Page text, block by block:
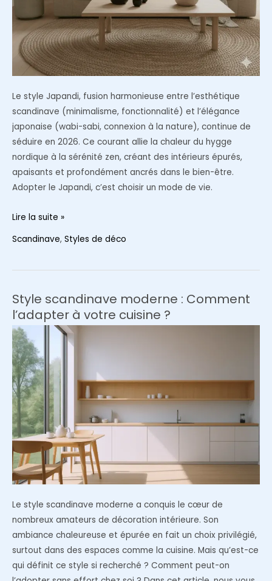
Le style Japandi, fusion harmonieuse entre l’esthétique
scandinave (minimalisme, fonctionnalité) et l’élégance
japonaise (wabi-sabi, connexion à la nature), continue de
séduire en 2026. Ce courant allie la chaleur du hygge
nordique à la sérénité zen, créant des intérieurs épurés,
apaisants et profondément ancrés dans le bien-être.
Adopter le Japandi, c’est choisir un mode de vie.
Comment
en
2026
?
Lire la suite »
Scandinave, Styles de déco
Style scandinave moderne : Comment
l’adapter à votre cuisine ?
Le style scandinave moderne a conquis le cœur de
nombreux amateurs de décoration intérieure. Son
ambiance chaleureuse et épurée en fait un choix privilégié,
surtout dans des espaces comme la cuisine. Mais qu’est-ce
qui définit ce style si recherché ? Comment peut-on